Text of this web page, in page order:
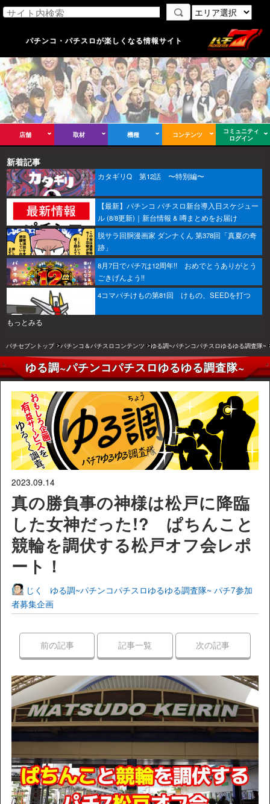
パチンコ・パチスロが楽しくなる情報サイト
店舗 取材 機種 コンテンツ
コミュニティ
ログイン
新着記事
カタギリQ 第12話 〜特別編〜
【最新】パチンコ パチスロ新台導入日スケジュー
ル (8/8更新)｜新台情報 & 噂まとめをお届け
脱サラ回胴漫画家 ダンナくん 第378回「真夏の奇
跡」
8月7日でパチ7は12周年!! おめでとうありがとう
ごきげんよう!!
4コマパチけもの第81回 けもの、SEEDを打つ
もっとみる
パチセブントップ パチンコ＆パチスロコンテンツ ゆる調~パチンコパチスロゆるゆる調査隊~
ゆる調~パチンコパチスロゆるゆる調査隊~
2023.09.14
真の勝負事の神様は松戸に降臨
した女神だった!? ぱちんこと
競輪を調伏する松戸オフ会レポ
ート！
じく ゆる調~パチンコパチスロゆるゆる調査隊~ パチ7参加
者募集企画
前の記事 記事一覧 次の記事